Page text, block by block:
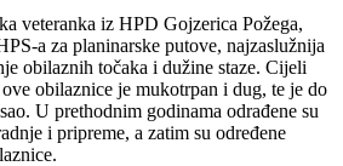
veteranka iz HPD Gojzerica Požega,
a za planinarske putove, najzaslužnija
obilaznih točaka i dužine staze. Cijeli
obilaznice je mukotrpan i dug, te je do
U prethodnim godinama odrađene su
i pripreme, a zatim su određene